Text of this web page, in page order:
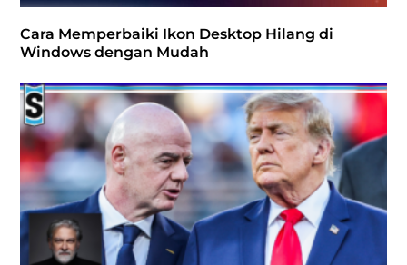
Cara Memperbaiki Ikon Desktop Hilang di
Windows dengan Mudah